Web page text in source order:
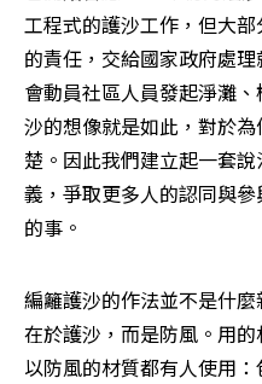
工程式的護沙工作，但大
的責任，交給國家政府處
會動員社區人員發起淨灘
沙的想像就是如此，對於
楚。因此我們建立起一套
義，爭取更多人的認同與
的事。
編籬護沙的作法並不是什
在於護沙，而是防風。用
以防風的材質都有人使用